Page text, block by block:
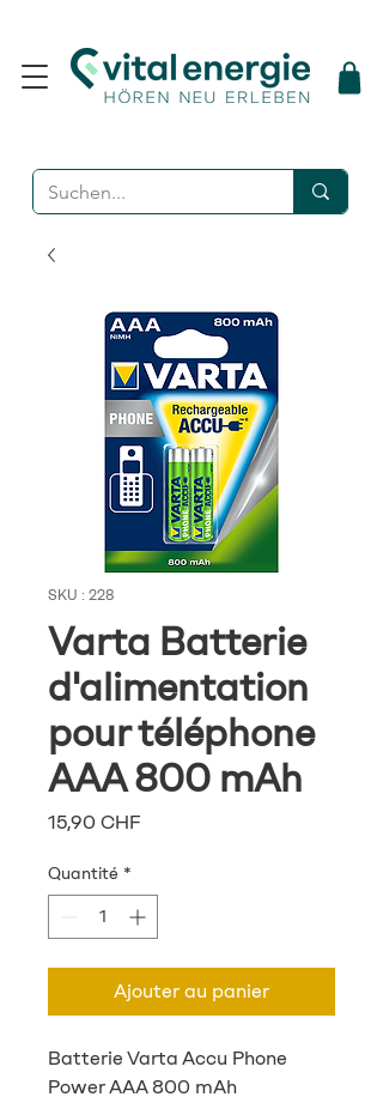
SKU : 228
Varta Batterie
d'alimentation
pour téléphone
AAA 800 mAh
15,90 CHFPrix
Quantité *
Ajouter au panier
Batterie Varta Accu Phone
Power AAA 800 mAh